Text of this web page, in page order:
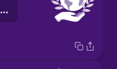
fenntartható